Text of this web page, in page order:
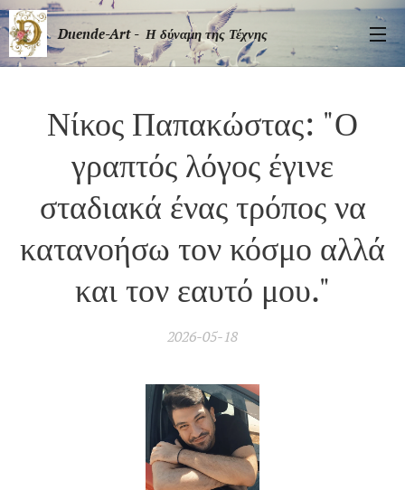
Duende-Art - Η δύναμη της Τέχνης
Νίκος Παπακώστας: "Ο
γραπτός λόγος έγινε
σταδιακά ένας τρόπος να
κατανοήσω τον κόσμο αλλά
και τον εαυτό μου."
2026-05-18